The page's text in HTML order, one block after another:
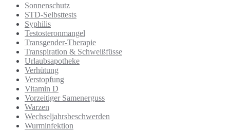
Sonnenschutz
STD-Selbsttests
Syphilis
Testosteronmangel
Transgender-Therapie
Transpiration & Schweißfüsse
Urlaubsapotheke
Verhütung
Verstopfung
Vitamin D
Vorzeitiger Samenerguss
Warzen
Wechseljahrsbeschwerden
Wurminfektion